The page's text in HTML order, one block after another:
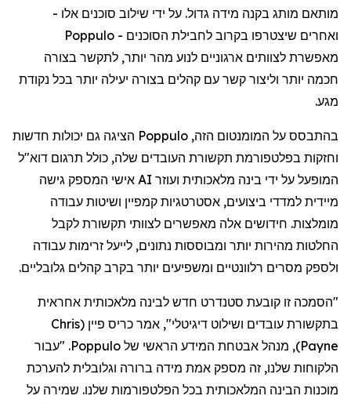
מותאם מותג בקנה מידה גדול. על ידי שילוב סוכנים אלו -
ואחרים שיצטרפו בקרוב לחבילת הסוכנים -
Poppulo
מאפשרת לצוותים ארגוניים לנוע מהר יותר, לתקשר בצורה
חכמה יותר וליצור קשר עם קהלים בצורה יעילה יותר בכל נקודת
מגע.
בהתבסס על המומנטום הזה,
Poppulo הציגה גם יכולות חדשות
וחזקות בפלטפורמת תקשורת העובדים שלה, כולל תרגום דוא"ל
המופעל על ידי בינה מלאכותית ועוזר אישי המספק גישה
מיידית למדדי ביצועים, אסטרטגיות קמפיין ושיטות עבודה
מומלצות. חידושים אלה מאפשרים לצוותי תקשורת לקבל
החלטות מהירות יותר ומבוססות נתונים, לייעל זרימות עבודה
ולספק מסרים רלוונטיים ומשפיעים יותר בקרב קהלים גלובליים.
"הסמכה זו קובעת סטנדרט חדש לבינה מלאכותית אחראית
בתקשורת עובדים ושילוט דיגיטלי", אמר כריס פיין (
Chris
Payne
)
, מנהל אבטחת המידע הראשי של Poppulo
. "עבור
הלקוחות שלנו, זה מספק אמת מידה ברורה וגלובלית להערכת
מוכנות הבינה המלאכותית בכל הפלטפורמות שלנו. שמירה על